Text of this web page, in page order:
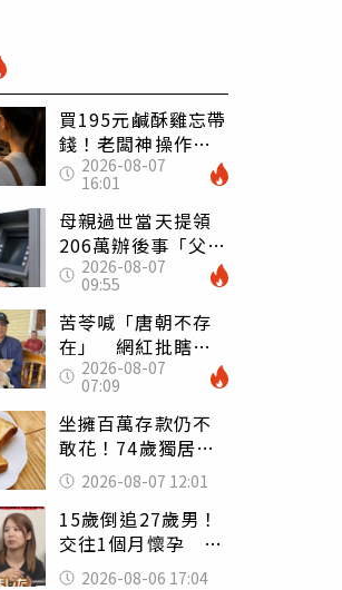
買195元鹹酥雞忘帶
錢！老闆神操作
「倒找5元」 全網
看哭：這就是台灣
2026-08-07
16:01
母親過世當天提領
206萬辦後事「父子
遭判刑」 律師：
搶錢先下手是罪
2026-08-07
09:55
苦苓喊「唐朝不存
在」 網紅批瞎編
歷史：李白、杜甫
用鮮卑文寫詩？
2026-08-07
07:09
坐擁百萬存款仍不
敢花！74歲獨居翁
「1餐只吃1片吐
司」 半年後暴瘦
嚇壞女兒
2026-08-07 12:01
15歲倒追27歲男！
交往1個月懷孕 36
歲當阿嬤故事曝光
2026-08-06 17:04